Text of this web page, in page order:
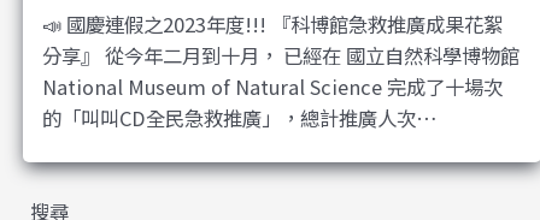
📣 國慶連假之2023年度!!! 『科博館急救推廣成果花絮
分享』 從今年二月到十月， 已經在 國立自然科學博物館
National Museum of Natural Science 完成了十場次
的「叫叫CD全民急救推廣」，總計推廣人次…
搜尋